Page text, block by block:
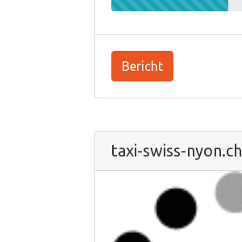
Bericht
taxi-swiss-nyon.ch